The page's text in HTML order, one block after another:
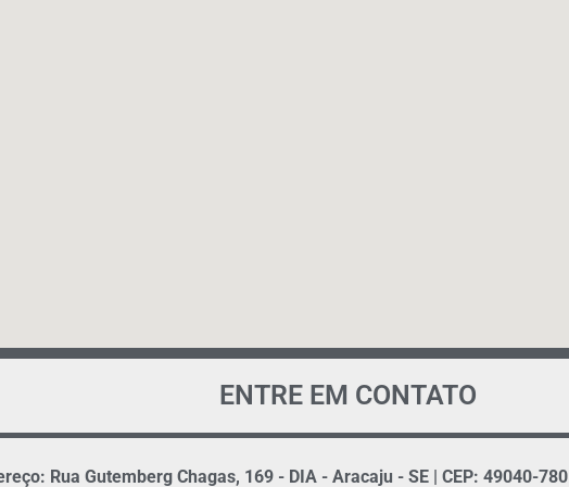
ENTRE EM CONTATO
Rua Gutemberg Chagas, 169 - DIA - Aracaju - SE | CEP: 49040-780